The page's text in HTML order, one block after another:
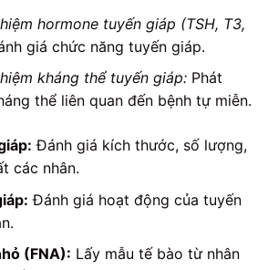
hormone tuyến giáp (TSH, T3,
giá chức năng tuyến giáp.
kháng thể tuyến giáp:Phát
thể liên quan đến bệnh tự miễn.
Đánh giá kích thước, số lượng,
các nhân.
Đánh giá hoạt động của tuyến
(FNA): Lấy mẫu tế bào từ nhân